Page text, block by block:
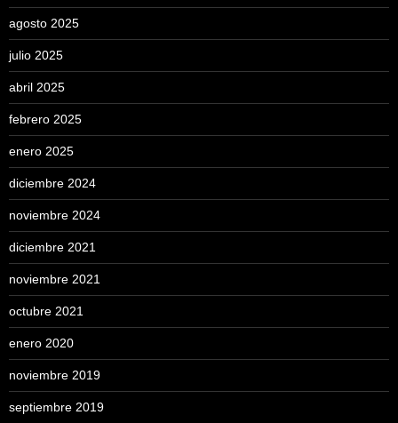
agosto 2025
julio 2025
abril 2025
febrero 2025
enero 2025
diciembre 2024
noviembre 2024
diciembre 2021
noviembre 2021
octubre 2021
enero 2020
noviembre 2019
septiembre 2019